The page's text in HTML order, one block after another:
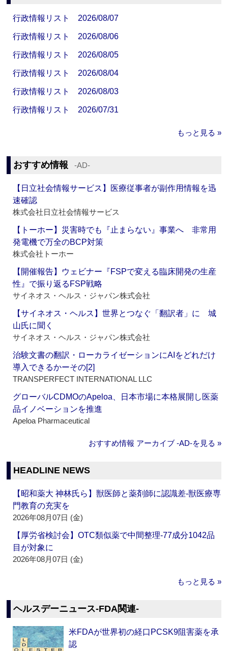
行政情報リスト 2026/08/07
行政情報リスト 2026/08/06
行政情報リスト 2026/08/05
行政情報リスト 2026/08/04
行政情報リスト 2026/08/03
行政情報リスト 2026/07/31
もっと見る »
おすすめ情報 ‐AD‐
【日立社会情報サービス】医療従事者が副作用情報を迅
速確認
株式会社日立社会情報サービス
【トーホー】災害時でも『止まらない』事業へ 非常用
発電機で万全のBCP対策
株式会社トーホー
【開催報告】ウェビナー『FSPで変える臨床開発の生産
性』で振り返るFSP戦略
サイネオス・ヘルス・ジャパン株式会社
【サイネオス・ヘルス】世界とつなぐ「翻訳者」に 城
山氏に聞く
サイネオス・ヘルス・ジャパン株式会社
治験文書の翻訳・ローカライゼーションにAIをどれだけ
導入できるかーその[2]
TRANSPERFECT INTERNATIONAL LLC
グローバルCDMOのApeloa、日本市場に本格展開し医薬
品イノベーションを推進
Apeloa Pharmaceutical
おすすめ情報 アーカイブ ‐AD‐を見る »
HEADLINE NEWS
【昭和薬大 神林氏ら】獣医師と薬剤師に認識差‐獣医療専
門教育の充実を
2026年08月07日 (金)
【厚労省検討会】OTC類似薬で中間整理‐77成分1042品
目が対象に
2026年08月07日 (金)
もっと見る »
ヘルスデーニュース‐FDA関連‐
米FDAが世界初の経口PCSK9阻害薬を承
認